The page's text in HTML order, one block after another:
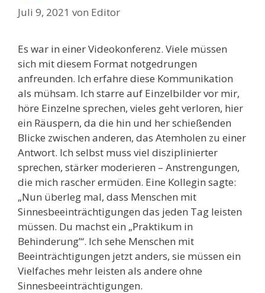
Juli 9, 2021 von Editor
Es war in einer Videokonferenz. Viele müssen
sich mit diesem Format notgedrungen
anfreunden. Ich erfahre diese Kommunikation
als mühsam. Ich starre auf Einzelbilder vor mir,
höre Einzelne sprechen, vieles geht verloren, hier
ein Räuspern, da die hin und her schießenden
Blicke zwischen anderen, das Atemholen zu einer
Antwort. Ich selbst muss viel disziplinierter
sprechen, stärker moderieren – Anstrengungen,
die mich rascher ermüden. Eine Kollegin sagte:
„Nun überleg mal, dass Menschen mit
Sinnesbeeinträchtigungen das jeden Tag leisten
müssen. Du machst ein „Praktikum in
Behinderung’“. Ich sehe Menschen mit
Beeinträchtigungen jetzt anders, sie müssen ein
Vielfaches mehr leisten als andere ohne
Sinnesbeeinträchtigungen.